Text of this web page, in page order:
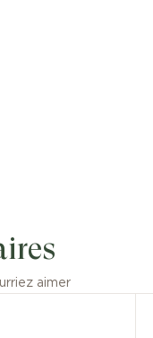
MT5412 (COSC)
aimer